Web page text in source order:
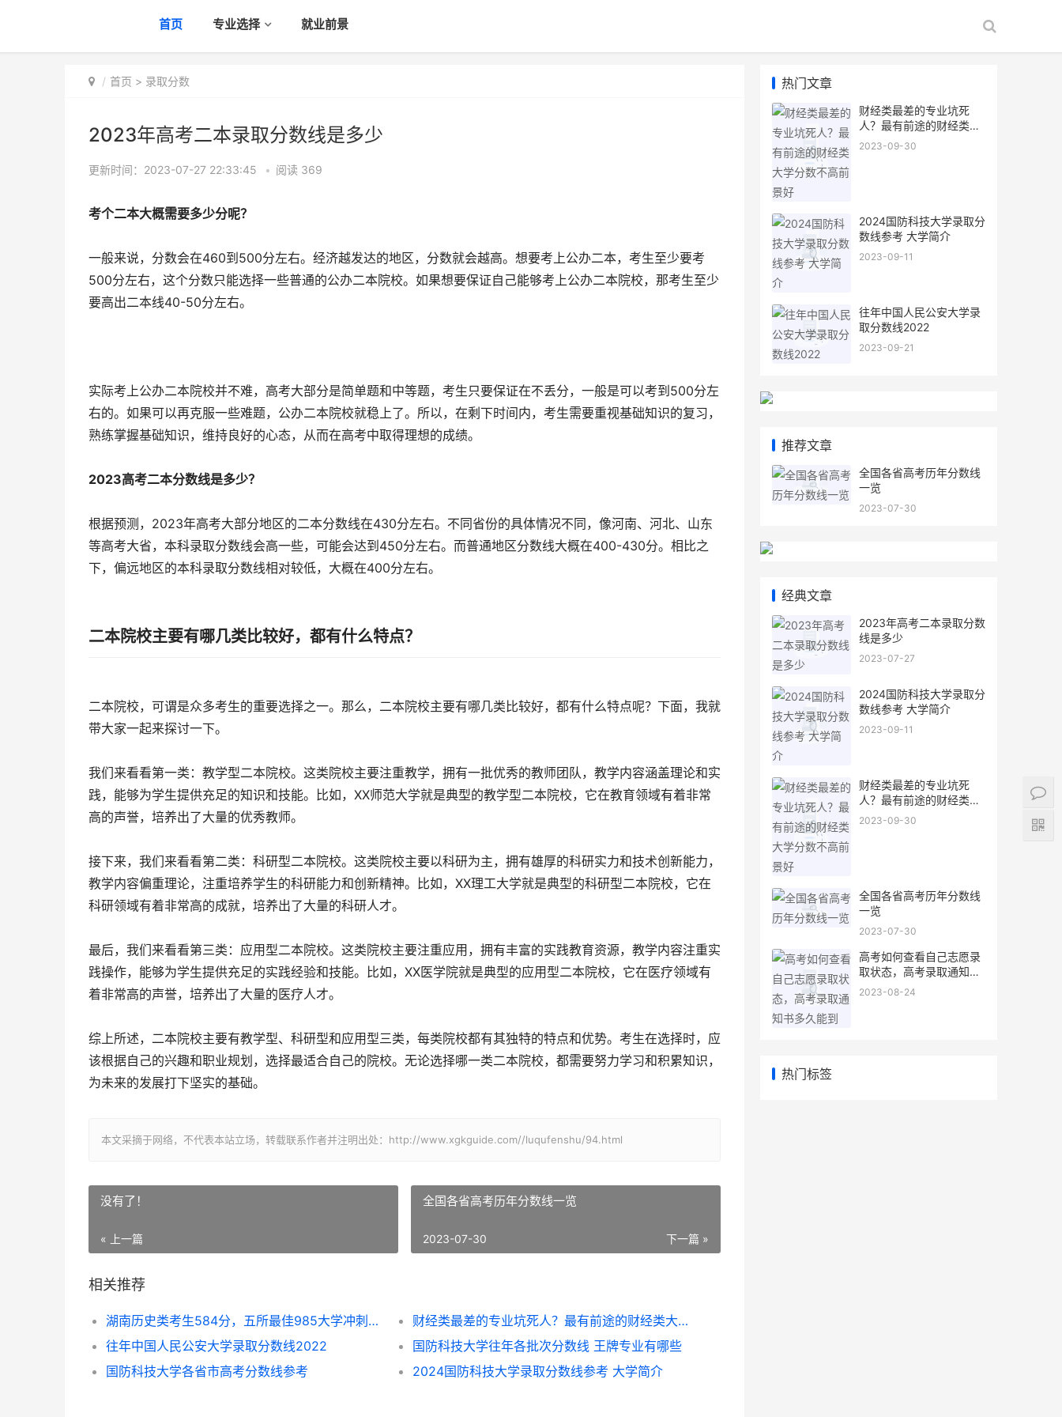
首页 专业选择 就业前景
首页 > 录取分数
2023年高考二本录取分数线是多少
更新时间：2023-07-27 22:33:45 • 阅读 369
考个二本大概需要多少分呢？
一般来说，分数会在460到500分左右。经济越发达的地区，分数就会越高。想要考上公办二本，考生至少要考
500分左右，这个分数只能选择一些普通的公办二本院校。如果想要保证自己能够考上公办二本院校，那考生至少
要高出二本线40-50分左右。
实际考上公办二本院校并不难，高考大部分是简单题和中等题，考生只要保证在不丢分，一般是可以考到500分左
右的。如果可以再克服一些难题，公办二本院校就稳上了。所以，在剩下时间内，考生需要重视基础知识的复习，
熟练掌握基础知识，维持良好的心态，从而在高考中取得理想的成绩。
2023高考二本分数线是多少？
根据预测，2023年高考大部分地区的二本分数线在430分左右。不同省份的具体情况不同，像河南、河北、山东
等高考大省，本科录取分数线会高一些，可能会达到450分左右。而普通地区分数线大概在400-430分。相比之
下，偏远地区的本科录取分数线相对较低，大概在400分左右。
二本院校主要有哪几类比较好，都有什么特点？
二本院校，可谓是众多考生的重要选择之一。那么，二本院校主要有哪几类比较好，都有什么特点呢？下面，我就
带大家一起来探讨一下。
我们来看看第一类：教学型二本院校。这类院校主要注重教学，拥有一批优秀的教师团队，教学内容涵盖理论和实
践，能够为学生提供充足的知识和技能。比如，XX师范大学就是典型的教学型二本院校，它在教育领域有着非常
高的声誉，培养出了大量的优秀教师。
接下来，我们来看看第二类：科研型二本院校。这类院校主要以科研为主，拥有雄厚的科研实力和技术创新能力，
教学内容偏重理论，注重培养学生的科研能力和创新精神。比如，XX理工大学就是典型的科研型二本院校，它在
科研领域有着非常高的成就，培养出了大量的科研人才。
最后，我们来看看第三类：应用型二本院校。这类院校主要注重应用，拥有丰富的实践教育资源，教学内容注重实
践操作，能够为学生提供充足的实践经验和技能。比如，XX医学院就是典型的应用型二本院校，它在医疗领域有
着非常高的声誉，培养出了大量的医疗人才。
综上所述，二本院校主要有教学型、科研型和应用型三类，每类院校都有其独特的特点和优势。考生在选择时，应
该根据自己的兴趣和职业规划，选择最适合自己的院校。无论选择哪一类二本院校，都需要努力学习和积累知识，
为未来的发展打下坚实的基础。
本文采摘于网络，不代表本站立场，转载联系作者并注明出处：http://www.xgkguide.com//luqufenshu/94.html
没有了！
« 上一篇
全国各省高考历年分数线一览
下一篇 »
2023-07-30
相关推荐
湖南历史类考生584分，五所最佳985大学冲刺目标
财经类最差的专业坑死人？最有前途的财经类大学分数不高前景好
往年中国人民公安大学录取分数线2022
国防科技大学往年各批次分数线 王牌专业有哪些
国防科技大学各省市高考分数线参考
2024国防科技大学录取分数线参考 大学简介
热门文章
财经类最差的专业坑死
人？最有前途的财经类大
学分数不高前景好
2023-09-30
2024国防科技大学录取分
数线参考 大学简介
2023-09-11
往年中国人民公安大学录
取分数线2022
2023-09-21
推荐文章
全国各省高考历年分数线
一览
2023-07-30
经典文章
2023年高考二本录取分数
线是多少
2023-07-27
2024国防科技大学录取分
数线参考 大学简介
2023-09-11
财经类最差的专业坑死
人？最有前途的财经类大
学分数不高前景好
2023-09-30
全国各省高考历年分数线
一览
2023-07-30
高考如何查看自己志愿录
取状态，高考录取通知书
多久能到
2023-08-24
热门标签